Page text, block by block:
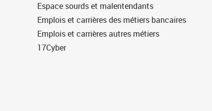
Espace sourds et malentendants
Emplois et carrières des métiers bancaires
Emplois et carrières autres métiers
17Cyber